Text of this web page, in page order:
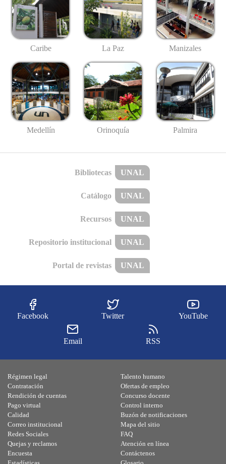
Caribe La Paz Manizales
Medellín Orinoquía Palmira
Bibliotecas UNAL
Catálogo UNAL
Recursos UNAL
Repositorio institucional UNAL
Portal de revistas UNAL
Facebook Twitter YouTube
Email RSS
Régimen legal
Contratación
Rendición de cuentas
Pago virtual
Calidad
Talento humano
Ofertas de empleo
Concurso docente
Control interno
Buzón de notificaciones
Correo institucional
Redes Sociales
Quejas y reclamos
Encuesta
Mapa del sitio
FAQ
Atención en línea
Contáctenos